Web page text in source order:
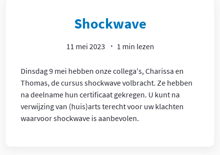
Shockwave
11 mei 2023 1 min lezen
Dinsdag 9 mei hebben onze collega's, Charissa en
Thomas, de cursus shockwave volbracht. Ze hebben
na deelname hun certificaat gekregen. U kunt na
verwijzing van (huis)arts terecht voor uw klachten
waarvoor shockwave is aanbevolen.